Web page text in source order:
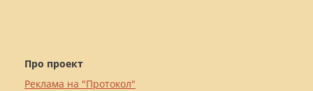
Про проект
Реклама на "Протокол"